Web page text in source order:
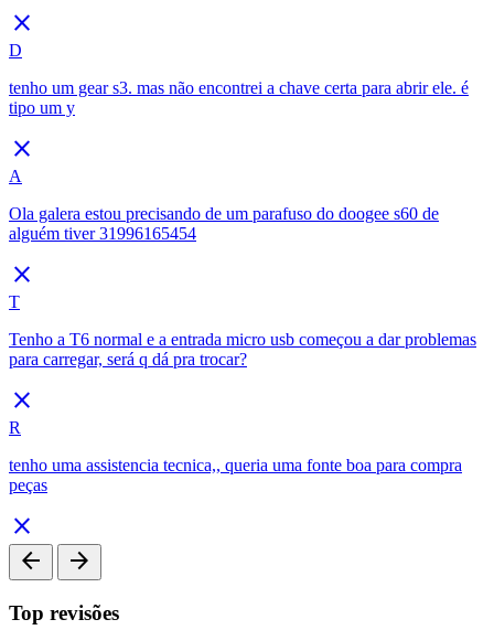
close
D
tenho um gear s3. mas não encontrei a chave certa para abrir ele. é
tipo um y
close
A
Ola galera estou precisando de um parafuso do doogee s60 de
alguém tiver 31996165454
close
T
Tenho a T6 normal e a entrada micro usb começou a dar problemas
para carregar, será q dá pra trocar?
close
R
tenho uma assistencia tecnica,, queria uma fonte boa para compra
peças
close
arrow_back
arrow_forward
Top revisões